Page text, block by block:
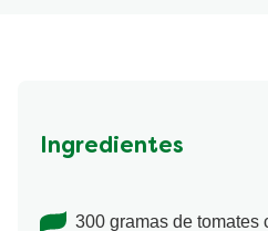
Ingredientes
300 gramas de tomates